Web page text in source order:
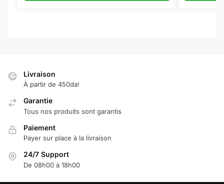
Livraison
À partir de 450da!
Garantie
Tous nos produits sont garantis
Paiement
Payer sur place à la livraison
24/7 Support
De 08h00 à 18h00